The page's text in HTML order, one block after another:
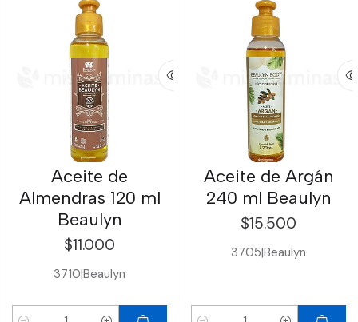
Aceite de
Almendras 120 ml
Beaulyn
$11.000
3710|Beaulyn
Aceite de Argán
240 ml Beaulyn
$15.500
3705|Beaulyn